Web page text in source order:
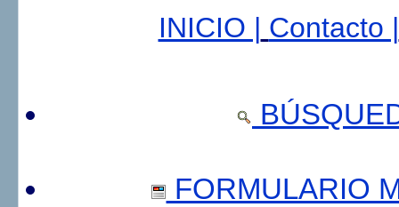
INICIO | Contacto |
FORMULARIO